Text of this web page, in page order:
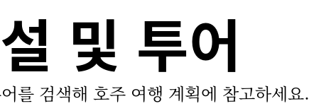
및 투어
를 검색해 호주 여행 계획에 참고하세요.